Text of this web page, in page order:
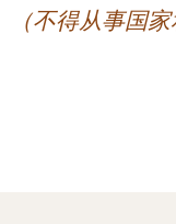
不得从事国